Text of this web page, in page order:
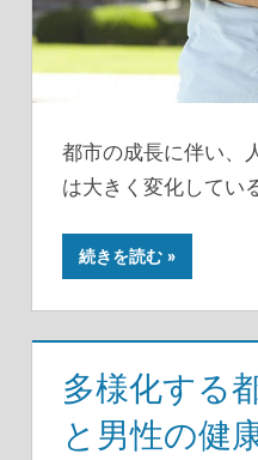
都市の成長に伴い、
は大きく変化してい
続きを読む
多様化する
と男性の健